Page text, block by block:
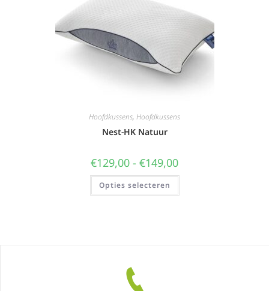
Hoofdkussens, Hoofdkussens
Nest-HK Natuur
€129,00 - €149,00
Opties selecteren